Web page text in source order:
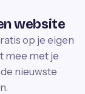
website
op je eigen
mee met je
nieuwste